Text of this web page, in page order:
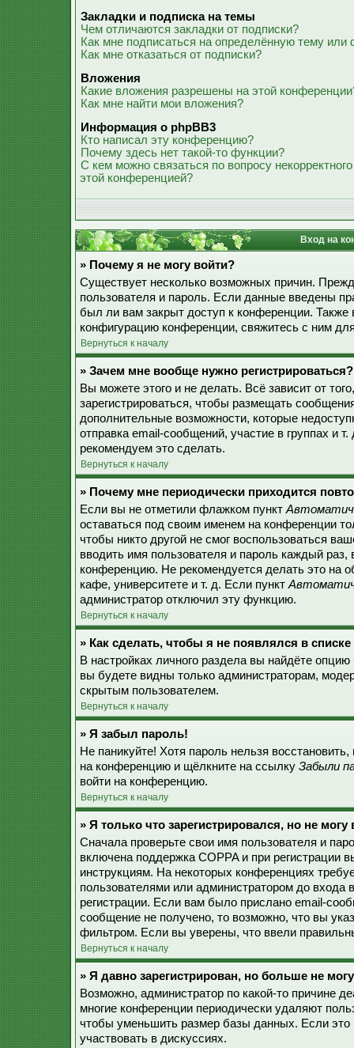
Закладки и подписка на темы
Чем отличаются закладки от подписки?
Как мне подписаться на определённую тему или
Как мне отказаться от подписки?
Вложения
Какие вложения разрешены на этой
Как мне найти мои вложения?
Информация о phpBB3
Кто написал эту конференцию?
Почему здесь нет такой-то функции?
С кем можно связаться по вопросу
этой конференцией?
Вход на
» Почему я не могу войти?
Существует несколько возможных причин.
пользователя и пароль. Если данные введены
был ли вам закрыт доступ к конференции. Также
конфигурацию конференции, свяжитесь с ним
Вернуться к началу
» Зачем мне вообще нужно регистрироваться?
Вы можете этого и не делать. Всё зависит от
зарегистрироваться, чтобы размещать
дополнительные возможности, которые
отправка email-сообщений, участие в группах и
рекомендуем это сделать.
Вернуться к началу
» Почему мне периодически приходится
Если вы не отметили флажком пункт
оставаться под своим именем на конференции
чтобы никто другой не смог воспользоваться
вводить имя пользователя и пароль каждый
конференцию. Не рекомендуется делать это на
кафе, университете и т. д. Если пункт
администратор отключил эту функцию.
Вернуться к началу
» Как сделать, чтобы я не появлялся в
В настройках личного раздела вы найдёте опцию
вы будете видны только администраторам,
скрытым пользователем.
Вернуться к началу
» Я забыл пароль!
Не паникуйте! Хотя пароль нельзя
на конференцию и щёлкните на ссылку Забыли
войти на конференцию.
Вернуться к началу
» Я только что зарегистрировался, но не могу
Сначала проверьте свои имя пользователя и
включена поддержка COPPA и при регистрации
инструкциям. На некоторых конференциях
пользователями или администратором до
регистрации. Если вам было прислано email-
сообщение не получено, то возможно, что вы
фильтром. Если вы уверены, что ввели
Вернуться к началу
» Я давно зарегистрирован, но больше не
Возможно, администратор по какой-то причине
многие конференции периодически удаляют
чтобы уменьшить размер базы данных. Если это
участвовать в дискуссиях.